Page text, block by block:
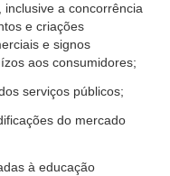
a concorrência
e criações
e signos
aos consumidores;
serviços públicos;
do mercado
à educação